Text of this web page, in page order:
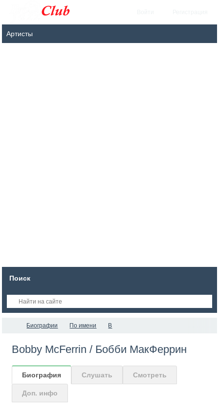
Поиск
Биографии По имени B
Bobby McFerrin / Бобби МакФеррин
Биография Слушать Смотреть
Доп. инфо